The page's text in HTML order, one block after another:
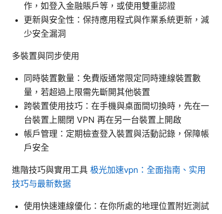
作，如登入金融賬戶等，或使用雙重認證
更新與安全性：保持應用程式與作業系統更新，減
少安全漏洞
多裝置與同步使用
同時裝置數量：免費版通常限定同時連線裝置數
量，若超過上限需先斷開其他裝置
跨裝置使用技巧：在手機與桌面間切換時，先在一
台裝置上關閉 VPN 再在另一台裝置上開啟
帳戶管理：定期檢查登入裝置與活動記錄，保障帳
戶安全
進階技巧與實用工具 极光加速vpn：全面指南、实用
技巧与最新数据
使用快速連線優化：在你所處的地理位置附近測試